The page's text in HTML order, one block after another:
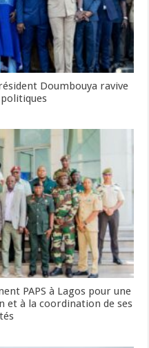
Doumbouya ravive
PAPS à Lagos pour une
et à la coordination de ses